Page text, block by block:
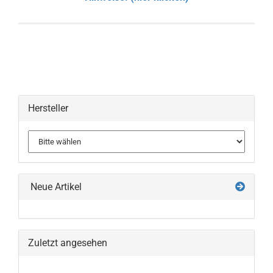
Hersteller
Neue Artikel
Zuletzt angesehen